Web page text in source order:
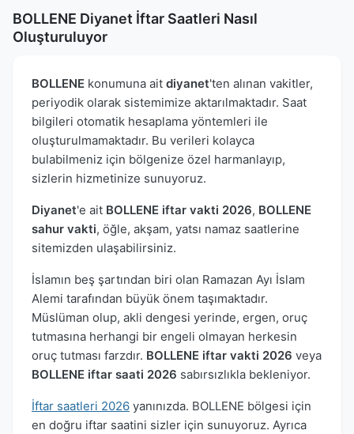
BOLLENE Diyanet İftar Saatleri Nasıl
Oluşturuluyor
BOLLENE konumuna ait diyanet'ten alınan vakitler,
periyodik olarak sistemimize aktarılmaktadır. Saat
bilgileri otomatik hesaplama yöntemleri ile
oluşturulmamaktadır. Bu verileri kolayca
bulabilmeniz için bölgenize özel harmanlayıp,
sizlerin hizmetinize sunuyoruz.
Diyanet'e ait BOLLENE iftar vakti 2026, BOLLENE
sahur vakti, öğle, akşam, yatsı namaz saatlerine
sitemizden ulaşabilirsiniz.
İslamın beş şartından biri olan Ramazan Ayı İslam
Alemi tarafından büyük önem taşımaktadır.
Müslüman olup, akli dengesi yerinde, ergen, oruç
tutmasına herhangi bir engeli olmayan herkesin
oruç tutması farzdır. BOLLENE iftar vakti 2026 veya
BOLLENE iftar saati 2026 sabırsızlıkla bekleniyor.
İftar saatleri 2026 yanınızda. BOLLENE bölgesi için
en doğru iftar saatini sizler için sunuyoruz. Ayrıca